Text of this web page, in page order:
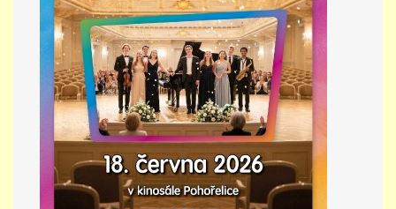
DOTACE
GDPR
ZUŠ Pohořelice
Školní 462